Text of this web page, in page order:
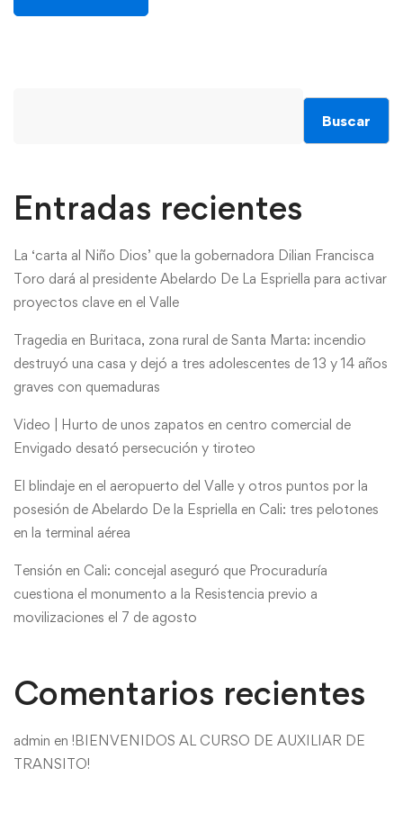
Buscar
Entradas recientes
La ‘carta al Niño Dios’ que la gobernadora Dilian Francisca
Toro dará al presidente Abelardo De La Espriella para activar
proyectos clave en el Valle
Tragedia en Buritaca, zona rural de Santa Marta: incendio
destruyó una casa y dejó a tres adolescentes de 13 y 14 años
graves con quemaduras
Video | Hurto de unos zapatos en centro comercial de
Envigado desató persecución y tiroteo
El blindaje en el aeropuerto del Valle y otros puntos por la
posesión de Abelardo De la Espriella en Cali: tres pelotones
en la terminal aérea
Tensión en Cali: concejal aseguró que Procuraduría
cuestiona el monumento a la Resistencia previo a
movilizaciones el 7 de agosto
Comentarios recientes
admin en !BIENVENIDOS AL CURSO DE AUXILIAR DE
TRANSITO!